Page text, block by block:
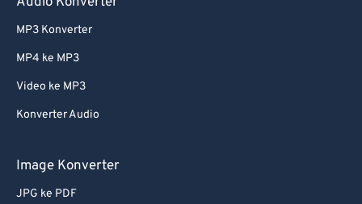
MP3 Konverter
MP4 ke MP3
Video ke MP3
Konverter Audio
Image Konverter
JPG ke PDF